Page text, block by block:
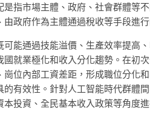
是指市場主體、政府、社會群體等
由政府作為主體通過稅收等手段進
可能通過技能溢價、生產效率提高
國就業極化和收入分化趨勢。在初
崗位內部工資差距，形成職位分化
的有效性。針對人工智能時代群體
本投資、全民基本收入政策等角度進